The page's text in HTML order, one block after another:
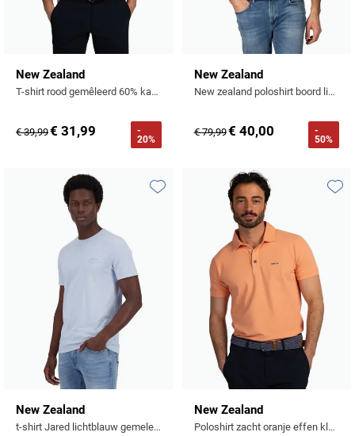
New Zealand
T-shirt rood gemêleerd 60% katoen
€ 39,99€ 31,99
-
20%
New Zealand
New zealand poloshirt boord lichtblauw
€ 79,99€ 40,00
-
50%
New Zealand
t-shirt Jared lichtblauw gemeleerd normale fit
Toevoegen aan favorieten
New Zealand
Poloshirt zacht oranje effen klein logo